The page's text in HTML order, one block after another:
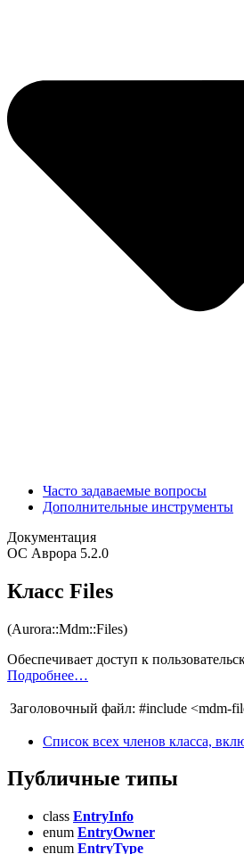
Часто задаваемые вопросы
Дополнительные инструменты
Документация
ОС Аврора 5.2.0
Класс Files
(Aurora::Mdm::Files)
Обеспечивает доступ к
Подробнее…
Заголовочный файл: #include <mdm-
Список всех членов класса,
Публичные типы
class EntryInfo
enum EntryOwner
enum EntryType